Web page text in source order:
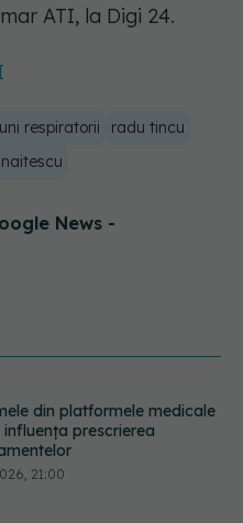
ATI, la Digi 24.
respiratorii
radu tincu
News -
trebuie să cureți vinetele.
de fapt, coaja lor
20:00